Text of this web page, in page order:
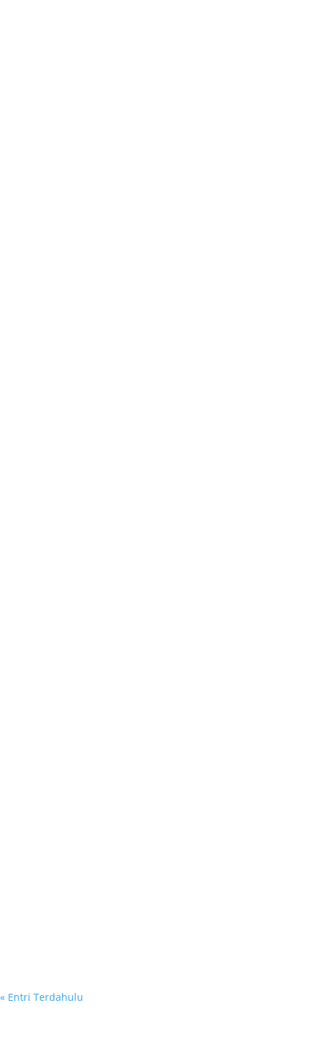
« Entri Terdahulu